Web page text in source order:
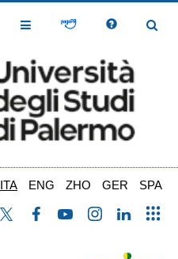
Toggle
Toggle
ITA ENG ZHO GER SPA